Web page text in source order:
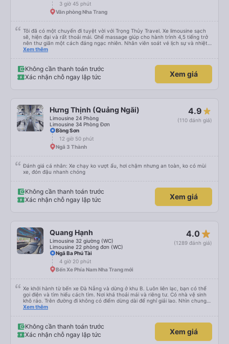
&quot;B Bạn bị sao vậy?&quot; Chuyện gì xảy ra với bạn vậy?&quot; Bây giờ
là 2:30 và tôi đang nói về nó. ạn bằng xe bu lông Limousine. Tôi nghĩ tài xế
3 giờ 45 phút
Văn phòng Nha Trang
Tôi đã có một chuyến đi tuyệt vời với Trọng Thủy Travel. Xe limousine sạch
sẽ, hiện đại và rất thoải mái. Ghế massage giúp cho hành trình 4,5 tiếng trở
nên thư giãn một cách đáng ngạc nhiên. Nhân viên soát vé lịch sự và nhiệt
tình, tài xế cẩn thận và chuyên nghiệp, mọi thứ đều được tổ chức tốt. Các
đến khi đến nơi - đều suôn sẻ và không gặp rắc rối. Tôi rất hài lòng với công
ty này và chắc chắn sẽ chọn Trọng Thủy Travel một lần nữa. Rất đáng giới
thiệu!
Xem thêm
Không cần thanh toán trước
Xác nhận chỗ ngay lập tức
Xem giá
Hưng Thịnh (Quảng Ngãi)
Limousine 24 Phòng
Limousine 34 Phòng Đơn
4.9
(110 đánh giá)
Bồng Sơn
12 giờ 50 phút
Ngã 3 Thành
Đánh giá cá nhân: Xe chạy ko vượt ẩu, hơi chậm nhưng an toàn, ko có mùi
xe, đón đậu nhanh chóng
Không cần thanh toán trước
Xác nhận chỗ ngay lập tức
Xem giá
Quang Hạnh
Limousine 32 giường (WC)
Limousine 22 phòng đơn (WC)
4.0 star_rate
(1289 đánh giá)
Ngã Ba Phú Tài
4 giờ 20 phút
Bến Xe Phía Nam Nha Trang mới
Xe khởi hành từ bến xe Đà Nẵng và dừng ở khu B. Luôn liên lạc, bạn có thể
gọi điện và tìm hiểu cách tìm. Nơi khá thoải mái và riêng tư. Có nhà vệ sinh
khô ráo. Trên đường đi không có điểm dừng dài để nghỉ giải lao. Nhìn chung
mọi thứ đều tuyệt vời.
Xem thêm
Không cần thanh toán trước
Xác nhận chỗ ngay lập tức
Xem giá